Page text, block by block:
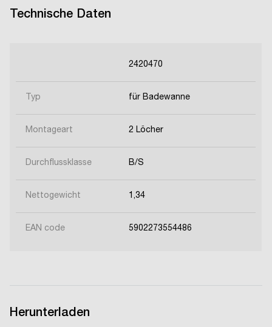
Technische Daten
2420470
Typ für Badewanne
Montageart 2 Löcher
Durchflussklasse B/S
Nettogewicht 1,34
EAN code 5902273554486
Herunterladen